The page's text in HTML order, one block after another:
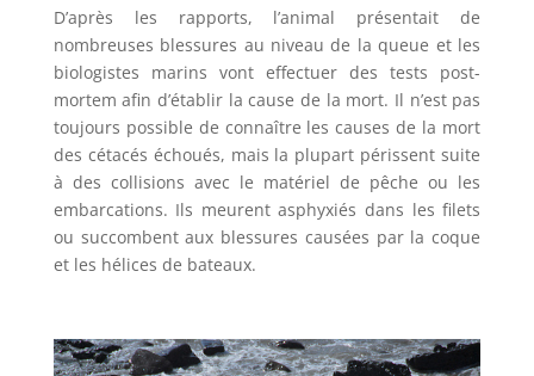
D’après les rapports, l’animal présentait de
nombreuses blessures au niveau de la queue et les
biologistes marins vont effectuer des tests post-
mortem afin d’établir la cause de la mort. Il n’est pas
toujours possible de connaître les causes de la mort
des cétacés échoués, mais la plupart périssent suite
à des collisions avec le matériel de pêche ou les
embarcations. Ils meurent asphyxiés dans les filets
ou succombent aux blessures causées par la coque
et les hélices de bateaux.